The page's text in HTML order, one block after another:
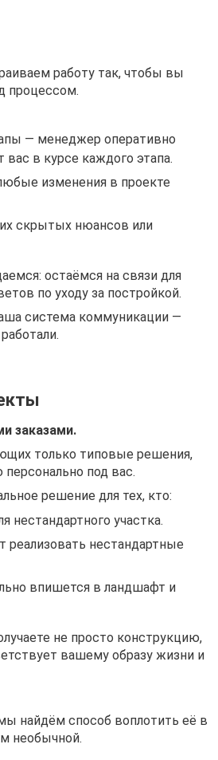
работу так, чтобы вы
процессом.
— менеджер оперативно
в курсе каждого этапа.
изменения в проекте
скрытых нюансов или
остаёмся на связи для
по уходу за постройкой.
система коммуникации —
заказами.
только типовые решения,
под вас.
решение для тех, кто:
нестандартного участка.
реализовать нестандартные
впишется в ландшафт и
не просто конструкцию,
вашему образу жизни и
найдём способ воплотить её в
необычной.